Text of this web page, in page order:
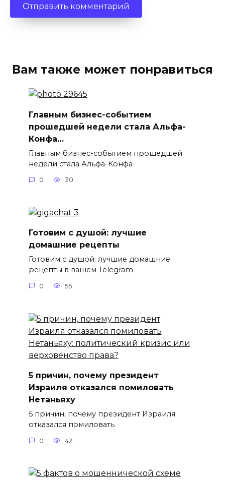
Вам также может понравиться
Главным бизнес-событием
прошедшей недели стала Альфа-
Конфа…
Главным бизнес-событием прошедшей
недели стала Альфа-Конфа
0 30
Готовим с душой: лучшие
домашние рецепты
Готовим с душой: лучшие домашние
рецепты в вашем Telegram
0 55
5 причин, почему президент
Израиля отказался помиловать
Нетаньяху
5 причин, почему президент Израиля
отказался помиловать
0 42